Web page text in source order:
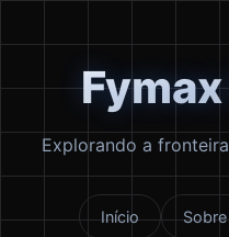
Explorando a
Início Sobre